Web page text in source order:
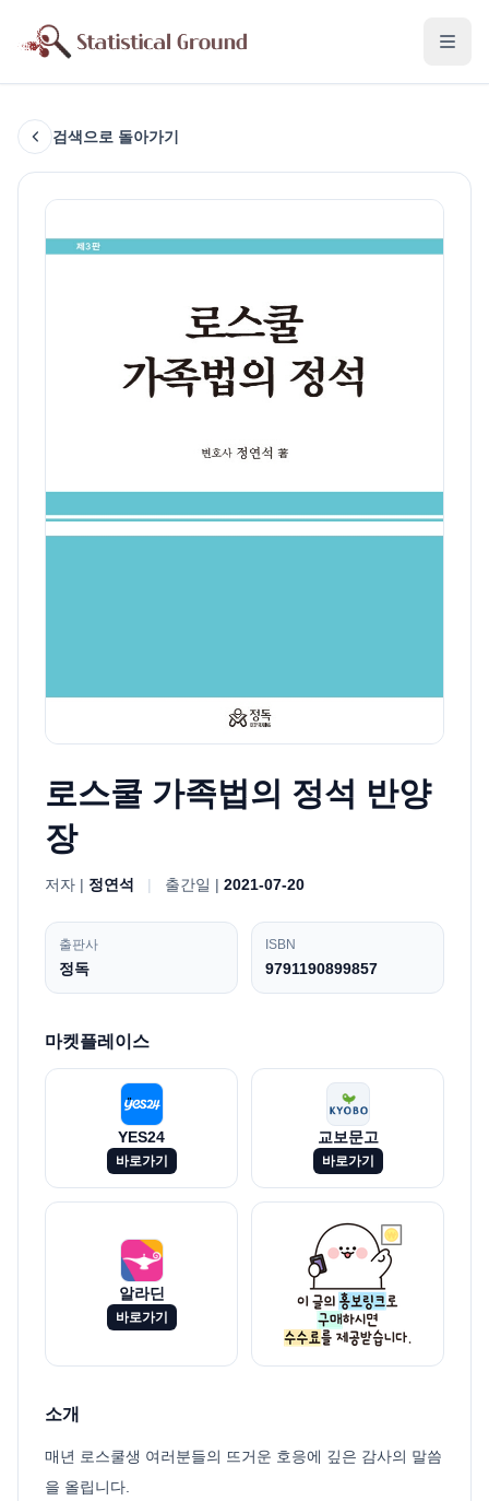
검색으로 돌아가기
로스쿨 가족법의 정석 반양
장
저자 | 정연석 | 출간일 | 2021-07-20
출판사
정독
ISBN
9791190899857
마켓플레이스
YES24
바로가기
교보문고
바로가기
알라딘
바로가기
소개
매년 로스쿨생 여러분들의 뜨거운 호응에 깊은 감사의 말씀
을 올립니다.